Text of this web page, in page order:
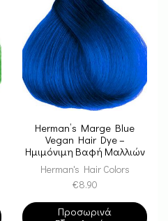
Herman’s Marge Blue
Vegan Hair Dye –
Ημιμόνιμη Βαφή Μαλλιών
Herman's Hair Colors
€8.90
Προσωρινά